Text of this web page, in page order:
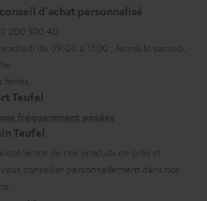
d'achat personnalisé
200 300 40
de 09:00 à 17:00 ; fermé le samedi,
fériés.
Teufel
Teufel
de nos produits de près et
vous conseiller personnellement dans nos